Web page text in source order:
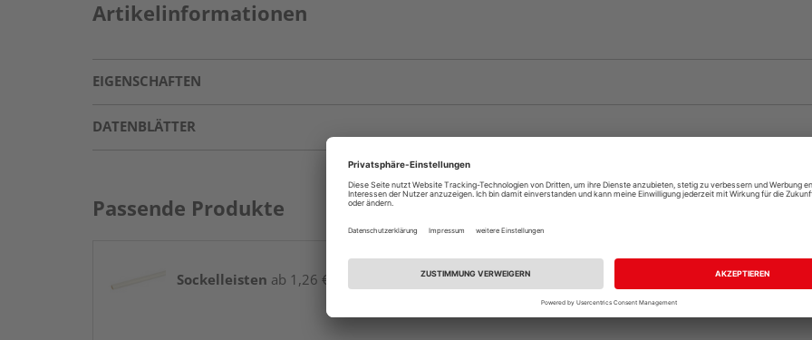
Artikelinformationen
EIGENSCHAFTEN
DATENBLÄTTER
Passende Produkte
Sockelleisten ab 1,26 € / lfm